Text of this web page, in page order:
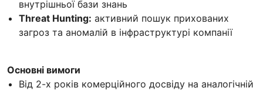
внутрішньої бази знань
Threat Hunting: активний пошук прихованих
загроз та аномалій в інфраструктурі компанії
Основні вимоги
Від 2-х років комерційного досвіду на аналогічній